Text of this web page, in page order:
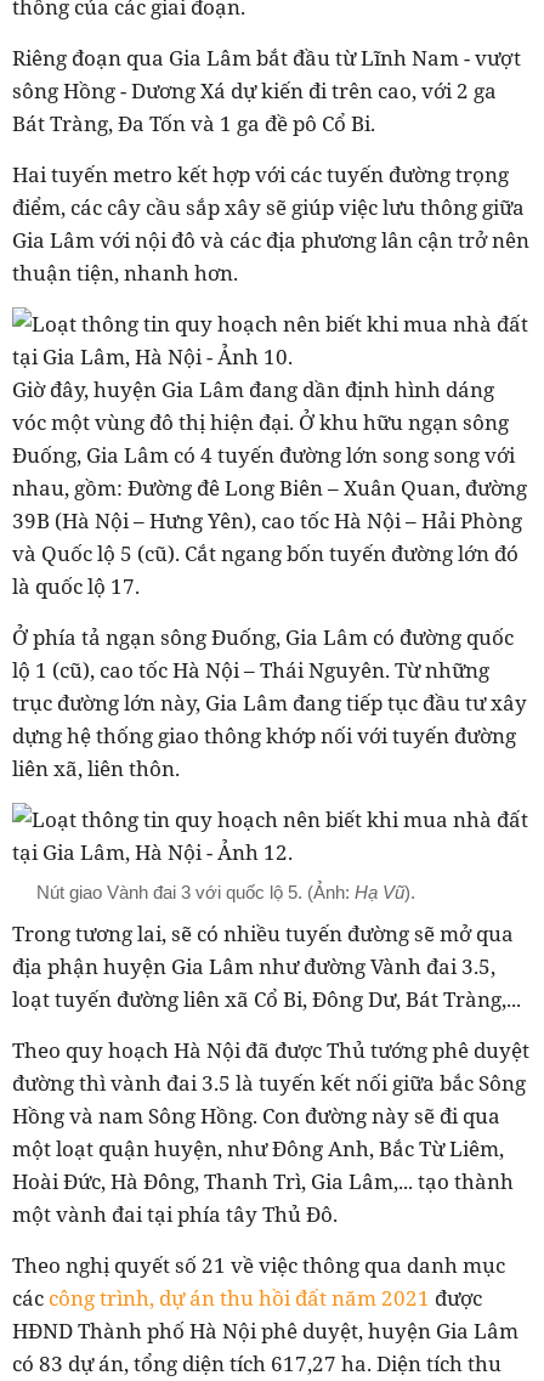
thông của các giai đoạn.
Riêng đoạn qua Gia Lâm bắt đầu từ Lĩnh Nam - vượt
sông Hồng - Dương Xá dự kiến đi trên cao, với 2 ga
Bát Tràng, Đa Tốn và 1 ga đề pô Cổ Bi.
Hai tuyến metro kết hợp với các tuyến đường trọng
điểm, các cây cầu sắp xây sẽ giúp việc lưu thông giữa
Gia Lâm với nội đô và các địa phương lân cận trở nên
thuận tiện, nhanh hơn.
Giờ đây, huyện Gia Lâm đang dần định hình dáng
vóc một vùng đô thị hiện đại. Ở khu hữu ngạn sông
Ðuống, Gia Lâm có 4 tuyến đường lớn song song với
nhau, gồm: Đường đê Long Biên – Xuân Quan, đường
39B (Hà Nội – Hưng Yên), cao tốc Hà Nội – Hải Phòng
và Quốc lộ 5 (cũ). Cắt ngang bốn tuyến đường lớn đó
là quốc lộ 17.
Ở phía tả ngạn sông Ðuống, Gia Lâm có đường quốc
lộ 1 (cũ), cao tốc Hà Nội – Thái Nguyên. Từ những
trục đường lớn này, Gia Lâm đang tiếp tục đầu tư xây
dựng hệ thống giao thông khớp nối với tuyến đường
liên xã, liên thôn.
Nút giao Vành đai 3 với quốc lộ 5. (Ảnh: Hạ Vũ).
Trong tương lai, sẽ có nhiều tuyến đường sẽ mở qua
địa phận huyện Gia Lâm như đường Vành đai 3.5,
loạt tuyến đường liên xã Cổ Bi, Đông Dư, Bát Tràng,...
Theo quy hoạch Hà Nội đã được Thủ tướng phê duyệt
đường thì vành đai 3.5 là tuyến kết nối giữa bắc Sông
Hồng và nam Sông Hồng. Con đường này sẽ đi qua
một loạt quận huyện, như Đông Anh, Bắc Từ Liêm,
Hoài Đức, Hà Đông, Thanh Trì, Gia Lâm,... tạo thành
một vành đai tại phía tây Thủ Đô.
Theo nghị quyết số 21 về việc thông qua danh mục
các công trình, dự án thu hồi đất năm 2021 được
HĐND Thành phố Hà Nội phê duyệt, huyện Gia Lâm
có 83 dự án, tổng diện tích 617,27 ha. Diện tích thu